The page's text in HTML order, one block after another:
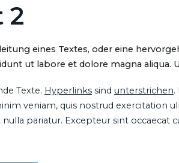
2
eines Textes, oder eine
ut labore et dolore magna aliqua.
Texte. Hyperlinks sind unterstrichen.
veniam, quis nostrud exercitation
pariatur. Excepteur sint